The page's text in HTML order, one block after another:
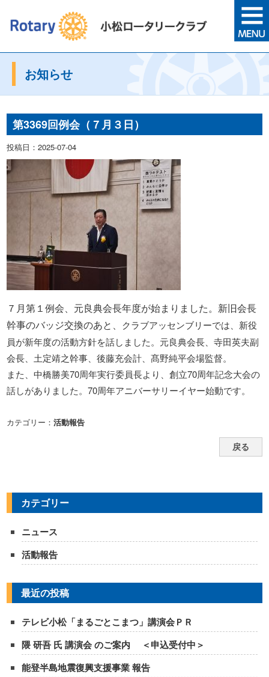
お知らせ
第3369回例会（７月３日）
投稿日：2025-07-04
７月第１例会、元良典会長年度が始まりました。新旧会長
幹事のバッジ交換のあと、
クラブアッセンブリーでは、 新役
員が新年度の活動方針を話しました。元良典会長、寺田英夫副
会長、土定靖之幹事、後藤充会計、髙野純平会場監督。
また、中橋勝美70周年実行委員長より、創立70周年記念大会の
話しがありました。70周年アニバーサリーイヤー始動です。
カテゴリー：活動報告
戻る
カテゴリー
ニュース
活動報告
最近の投稿
テレビ小松「まるごとこまつ」講演会ＰＲ
隈 研吾 氏 講演会 のご案内 ＜申込受付中＞
能登半島地震復興支援事業 報告